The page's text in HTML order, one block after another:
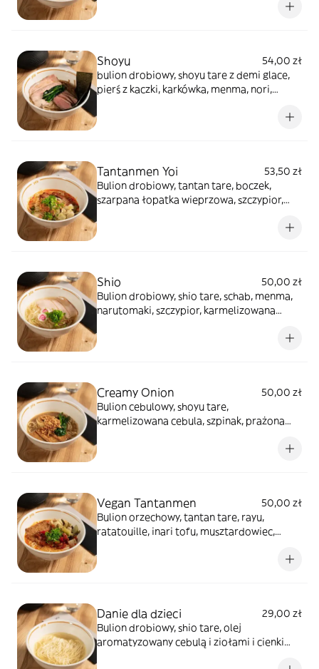
Shoyu
54,00 zł
bulion drobiowy, shoyu tare z demi glace,
pierś z kaczki, karkówka, menma, nori,
Tantanmen Yoi
53,50 zł
Bulion drobiowy, tantan tare, boczek,
szarpana łopatka wieprzowa, szczypior,
Shio
50,00 zł
Bulion drobiowy, shio tare, schab, menma,
narutomaki, szczypior, karmelizowana
Creamy Onion
50,00 zł
Bulion cebulowy, shoyu tare,
karmelizowana cebula, szpinak, prażona
Vegan Tantanmen
50,00 zł
Bulion orzechowy, tantan tare, rayu,
ratatouille, inari tofu, musztardowiec,
Danie dla dzieci
29,00 zł
Bulion drobiowy, shio tare, olej
aromatyzowany cebulą i ziołami i cienki